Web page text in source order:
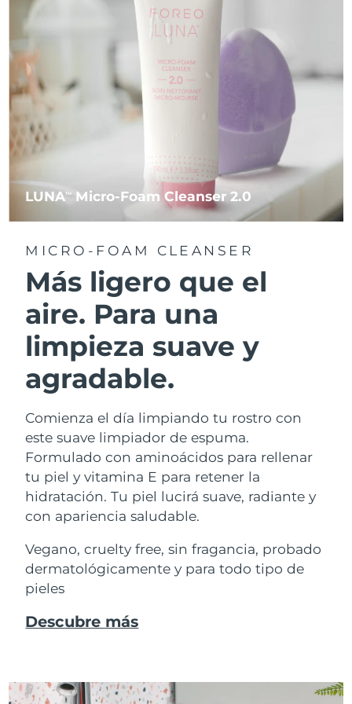
LUNATM Micro-Foam Cleanser 2.0
MICRO-FOAM CLEANSER
Más ligero que el
aire. Para una
limpieza suave y
agradable.
Comienza el día limpiando tu rostro con
este suave limpiador de espuma.
Formulado con aminoácidos para rellenar
tu piel y vitamina E para retener la
hidratación. Tu piel lucirá suave, radiante y
con apariencia saludable.
Vegano, cruelty free, sin fragancia, probado
dermatológicamente y para todo tipo de
pieles
Descubre más